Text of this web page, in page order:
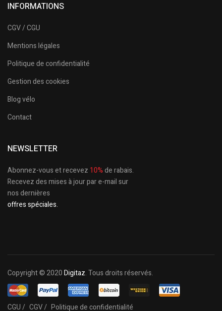
INFORMATIONS
CGV / CGU
Mentions légales
Politique de confidentialité
Gestion des cookies
Blog vélo
Contact
NEWSLETTER
Abonnez-vous et recevez 10%de rabais.
Recevez des mises à jour par e-mail sur
nos dernières
offres spéciales.
Copyright © 2020Digitaz. Tous droits réservés.
CGU / CGV / Politique de confidentialité